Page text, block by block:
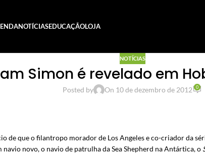
NOTÍCIASEDUCAÇÃOLOJA
NOTÍCIAS
Simon é revelado em
Posted by On 10 de dezembro de 2012 0
de que o filantropo morador de Los Angeles e co-criador da
navio novo, o navio de patrulha da Sea Shepherd na Antártica, o